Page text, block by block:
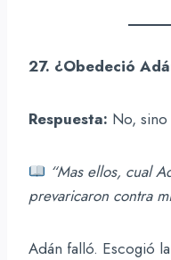
27. ¿Obedeció
Respuesta: No,
“Mas ellos, cual
prevaricaron contra
Adán falló. Escogió